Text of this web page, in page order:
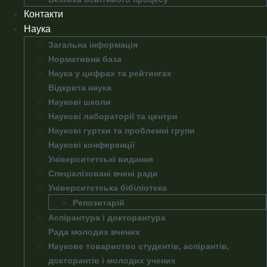
Контакти
Наука
Загальна інформація
Нормативна база
Наука у цифрах та рейтингах
Відкрита наука
Наукові школи
Наукові лабораторії та центри
Наукові гуртки та проблемні групи
Наукові конференції
Університетські видання
Спеціалізовані вчені ради
Університетська бібіліотека
Репозитарій
Аспірантура і докторантура
Рада молодих вчених
Наукове товариство студентів, аспірантів,
докторантів і молодих учених